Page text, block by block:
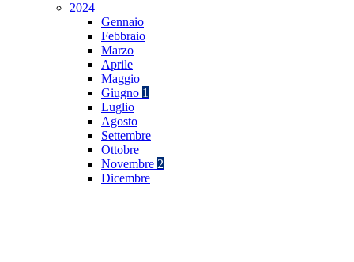
2024
Gennaio
Febbraio
Marzo
Aprile
Maggio
Giugno 1
Luglio
Agosto
Settembre
Ottobre
Novembre 2
Dicembre